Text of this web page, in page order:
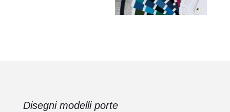
Disegni modelli porte